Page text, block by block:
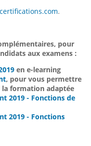
.
pour
aux examens :
en e-learning
, pour vous permettre
formation adaptée
2019 - Fonctions de
2019 - Fonctions